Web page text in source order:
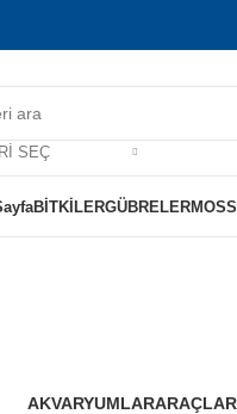
SEÇ
BİTKİLERGÜBRELER
AKVARYUMLAR